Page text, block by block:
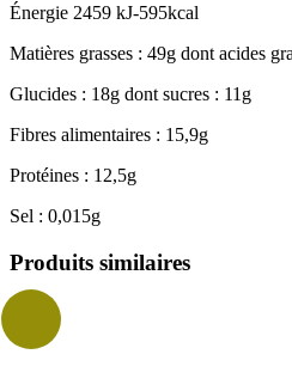
Énergie 2459 kJ-595kcal
Matières grasses : 49g dont acides
Glucides : 18g dont sucres : 11g
Fibres alimentaires : 15,9g
Protéines : 12,5g
Sel : 0,015g
Produits similaires